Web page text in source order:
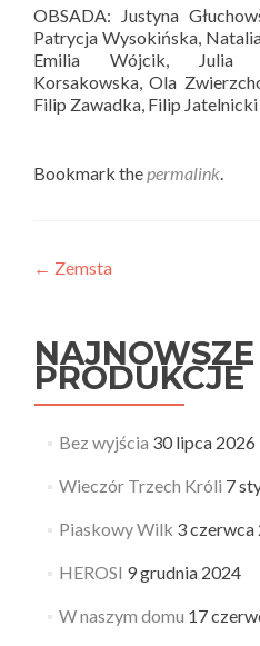
OBSADA: Justyna
Patrycja Wysokińska,
Emilia Wójcik, Julia
Korsakowska, Ola
Filip Zawadka, Filip Jatelnicki
Bookmark the permalink
Post
← Zemsta
NAJNOWSZE
PRODUKCJE
Bez wyjścia 30 lipca 2026
Wieczór Trzech Króli 7
Piaskowy Wilk 3 czerwca
HEROSI 9 grudnia 2024
W naszym domu 17